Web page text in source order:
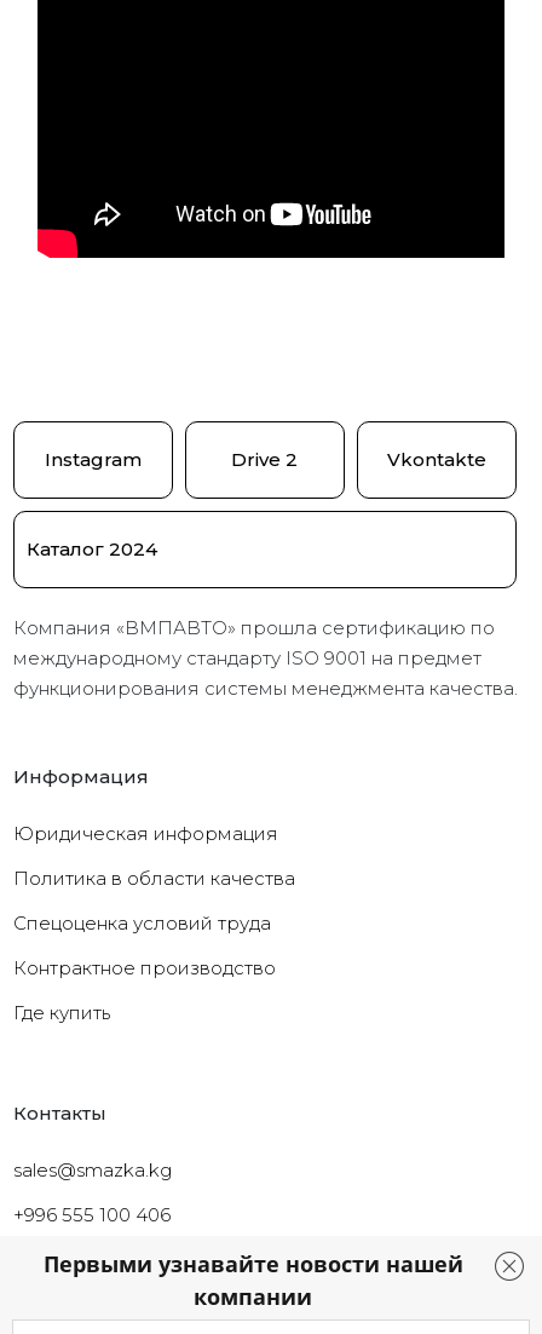
Первыми узнавайте новости нашей
компании
Instagram Drive 2 Vkontakte
Каталог 2024
Компания «ВМПАВТО» прошла сертификацию по
международному стандарту ISO 9001 на предмет
функционирования системы менеджмента качества.
Информация
Юридическая информация
Политика в области качества
Cпецоценка условий труда
Контрактное производство
Где купить
Контакты
sales@smazka.kg
+996 555 100 406
+996 226 261 126
г. Бишкек, Ул Токтоналиева 46